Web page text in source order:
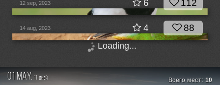
12 sep, 2023 6 112
14 aug, 2023 4 88
Loading...
01 may. 11 дней Всего мест: 10